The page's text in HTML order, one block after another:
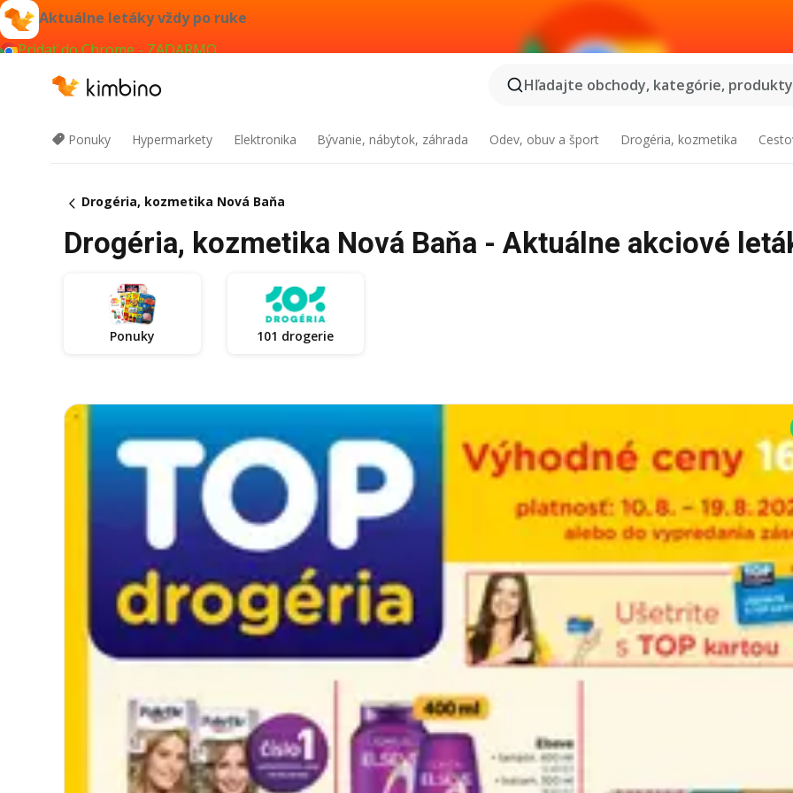
Aktuálne letáky vždy po ruke
Pridať do Chrome - ZADARMO
Hľadajte obchody, kategórie,
Ponuky Hypermarkety Elektronika Bývanie, nábytok, záhrada Odev, obuv a šport Drogéria, kozmetika
Drogéria, kozmetika Nová Baňa
Drogéria, kozmetika Nová Baňa - Aktuálne akciové
Ponuky 101 drogerie